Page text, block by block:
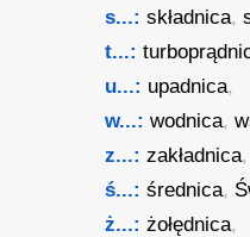
s...: składnica,
t...:
u...: upadnica,
w...: wodnica,
z...: zakładnica
ś...: średnica,
ż...: żołędnica,